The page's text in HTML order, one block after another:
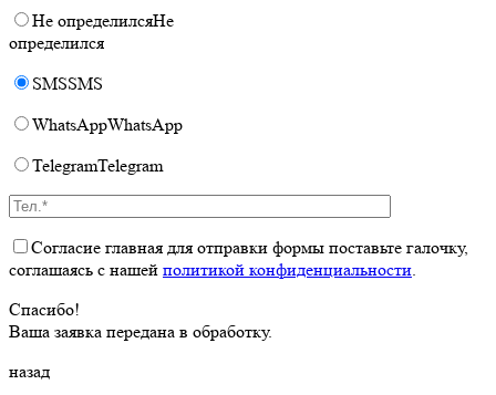
Не определилсяНе
определился
SMSSMS
WhatsAppWhatsApp
TelegramTelegram
Согласие главная для отправки формы поставьте галочку,
соглашаясь с нашей политикой конфиденциальности
Спасибо!
Ваша заявка передана в обработку.
назад